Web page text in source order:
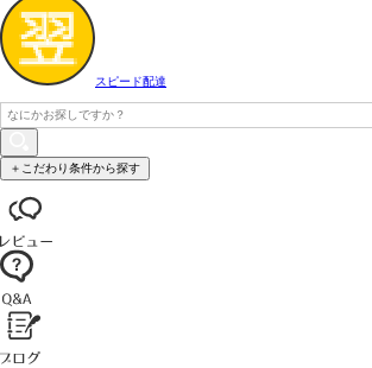
スピード配達
＋こだわり条件から探す